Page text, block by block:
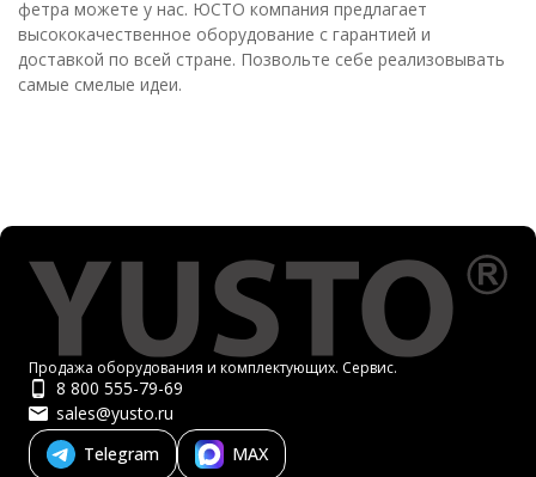
фетра можете у нас. ЮСТО компания предлагает
высококачественное оборудование с гарантией и
доставкой по всей стране. Позвольте себе реализовывать
самые смелые идеи.
Продажа оборудования и комплектующих. Сервис.
8 800 555-79-69
sales@yusto.ru
Telegram
MAX